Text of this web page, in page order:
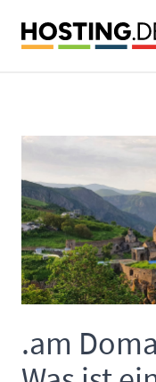
.am